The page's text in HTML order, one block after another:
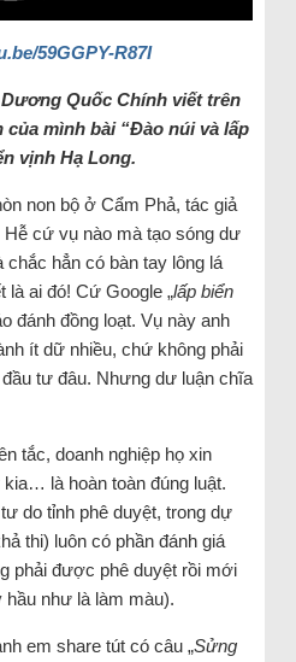
59GGPY-R87I
Quốc Chính viết trên
của mình bài “Đào núi và lấp
vịnh Hạ Long.
non bộ ở Cẩm Phả, tác giả
cứ vụ nào mà tạo sóng dư
hẳn có bàn tay lông lá
là ai đó! Cứ Google „lấp biển
đánh đồng loạt. Vụ này anh
ít dữ nhiều, chứ không phải
tư đâu. Nhưng dư luận chĩa
tắc, doanh nghiệp họ xin
là hoàn toàn đúng luật.
do tỉnh phê duyệt, trong dự
thi) luôn có phần đánh giá
phải được phê duyệt rồi mới
như là làm màu).
em share tút có câu „Sửng